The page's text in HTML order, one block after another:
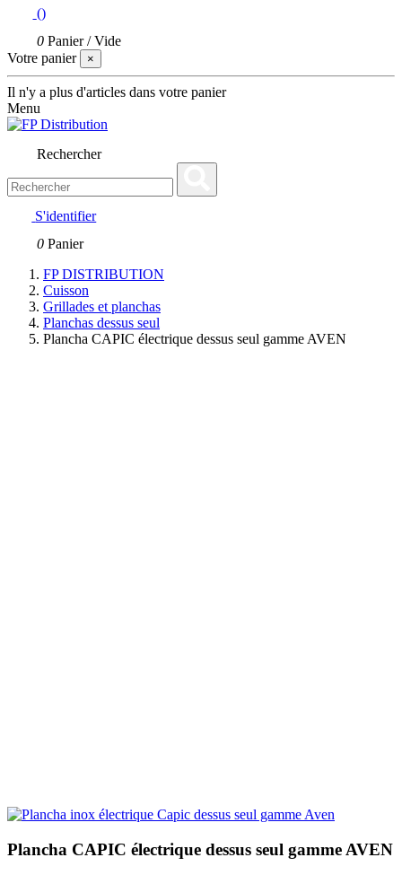
()
0 Panier /Vide
Votre panier
×
Il n'y a plus d'articles dans votre panier
Menu
Rechercher
S'identifier
0 Panier
FP DISTRIBUTION
Cuisson
Grillades et planchas
Planchas dessus seul
Plancha CAPIC électrique dessus seul gamme AVEN
Plancha CAPIC électrique dessus seul gamme AVEN